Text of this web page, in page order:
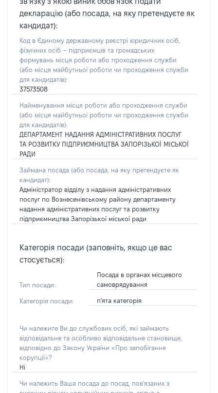
декларацію (або посада, на яку претендуєте як
кандидат):
Код в Єдиному державному реєстрі юридичних осіб,
фізичних осіб – підприємців та громадських
формувань місця роботи або проходження служби
(або місця майбутньої роботи чи проходження служби
для кандидатів):
37573508
Найменування місця роботи або проходження служби
(або місця майбутньої роботи чи проходження служби
для кандидатів):
ДЕПАРТАМЕНТ НАДАННЯ АДМІНІСТРАТИВНИХ ПОСЛУГ
ТА РОЗВИТКУ ПІДПРИЄМНИЦТВА ЗАПОРІЗЬКОЇ МІСЬКОЇ
РАДИ
Займана посада (або посада, на яку претендуєте як
кандидат):
Адміністратор відділу з надання адміністративних
послуг по Вознесенівському району департаменту
надання адміністративних послуг та розвитку
підприємництва Запорізької міської ради
Категорія посади (заповніть, якщо це вас
стосується):
Тип посади:
Посада в органах місцевого
самоврядування
Категорія посади: п'ята категорія
Чи належите Ви до службових осіб, які займають
відповідальне та особливо відповідальне становище,
відповідно до Закону України «Про запобігання
корупції»?
Ні
Чи належить Ваша посада до посад, пов'язаних з